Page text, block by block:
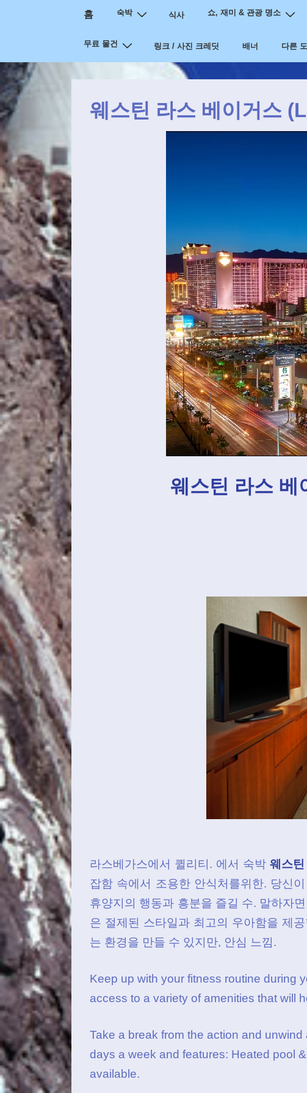
내
용
으
로
건
너
뛰
기
메
메
뉴
Navigation)
홈 숙박 식사 쇼, 재미 & 관광 명소
무료 물건 링크 / 사진 크레딧 배너 다른 도
웨스틴 라스 베이거스
웨스틴 라스 베
라스베가스에서 퀼리티. 에서 숙박 웨스
잡함 속에서 조용한 안식처를위한. 당신
휴양지의 행동과 흥분을 즐길 수. 말하자
은 절제된 스타일과 최고의 우아함을 제
는 환경을 만들 수 있지만, 안심 느낌.
Keep up with your fitness routine during
access to a variety of amenities that will
Take a break from the action and
days a week and features: Heated pool
available.